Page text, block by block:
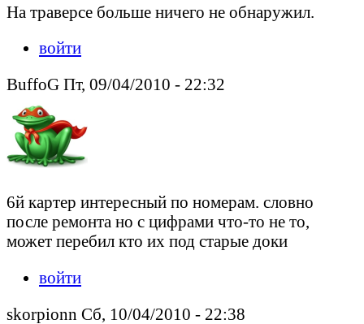
На траверсе больше ничего не обнаружил.
войти
BuffoG Пт, 09/04/2010 - 22:32
6й картер интересный по номерам. словно
после ремонта но с цифрами что-то не то,
может перебил кто их под старые доки
войти
skorpionn Сб, 10/04/2010 - 22:38